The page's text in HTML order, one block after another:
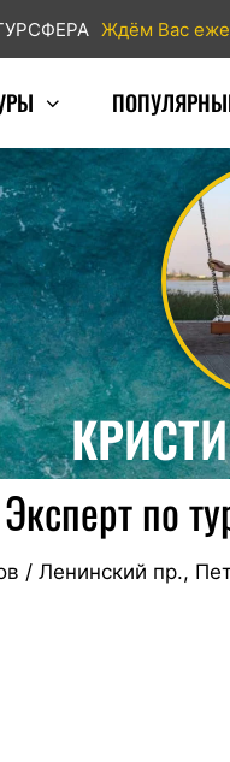
Ждём Вас
Эксперт по
/ Ленинский пр.,